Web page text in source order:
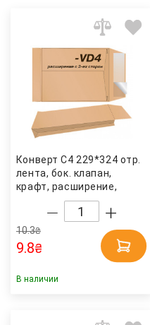
Конверт C4 229*324 отр.
лента, бок. клапан,
крафт, расширение,
загрузка по короткой
стороне, коричн. Optimail
10.3₴
9.8₴
В наличии